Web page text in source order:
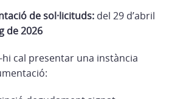
de sol·licituds: del 29 d’abril
de 2026
cal presentar una instància